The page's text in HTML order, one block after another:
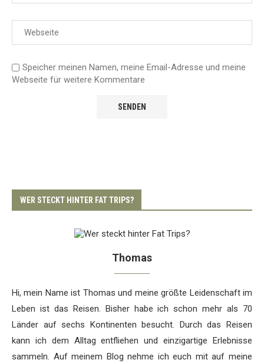
Speicher meinen Namen, meine Email-Adresse und meine
Webseite für weitere Kommentare
WER STECKT HINTER FAT TRIPS?
Thomas
Hi, mein Name ist Thomas und meine größte Leidenschaft im
Leben ist das Reisen. Bisher habe ich schon mehr als 70
Länder auf sechs Kontinenten besucht. Durch das Reisen
kann ich dem Alltag entfliehen und einzigartige Erlebnisse
sammeln. Auf meinem Blog nehme ich euch mit auf meine